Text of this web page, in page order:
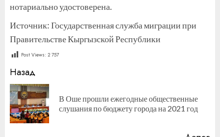
нотариально удостоверена.
Источник: Государственная служба миграции при
Правительстве Кыргызской Республики
Post Views: 2 757
Продолжить
чтение
Назад
В Оше прошли ежегодные общественные
слушания по бюджету города на 2021 год